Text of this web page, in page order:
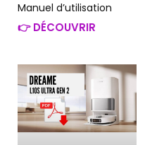
Manuel d’utilisation
👉 DÉCOUVRIR